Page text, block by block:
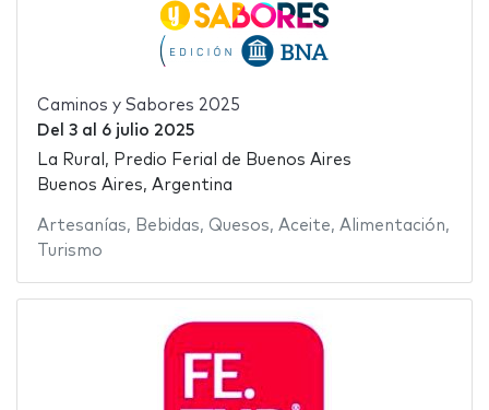
Caminos y Sabores 2025
Del 3al 6 julio 2025
La Rural, Predio Ferial de Buenos Aires
Buenos Aires, Argentina
Artesanías, Bebidas, Quesos, Aceite, Alimentación,
Turismo